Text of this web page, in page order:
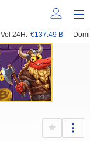
Vol 24H: €137.49 B